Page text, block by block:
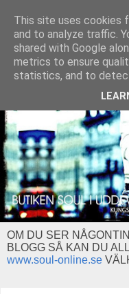
OM DU SER
BLOGG SÅ KAN DU
www.soul-online.se
This site uses cookies
and to analyze traffic.
shared with Google
metrics to ensure
statistics, and to